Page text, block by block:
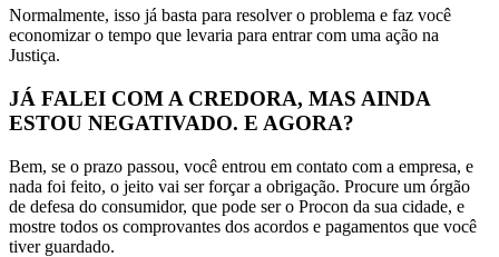
Normalmente, isso já basta para resolver o problema e faz você
economizar o tempo que levaria para entrar com uma ação na
Justiça.
JÁ FALEI COM A CREDORA, MAS AINDA
ESTOU NEGATIVADO. E AGORA?
Bem, se o prazo passou, você entrou em contato com a empresa, e
nada foi feito, o jeito vai ser forçar a obrigação. Procure um órgão
de defesa do consumidor, que pode ser o Procon da sua cidade, e
mostre todos os comprovantes dos acordos e pagamentos que você
tiver guardado.